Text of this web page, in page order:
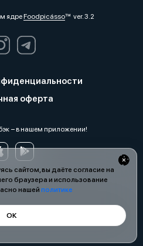
сайтом, вы даёте согласие на
браузера и использование
нашей политике
ОК
ядреFoodpicássover. 3.2
оферта
− в нашем приложении!